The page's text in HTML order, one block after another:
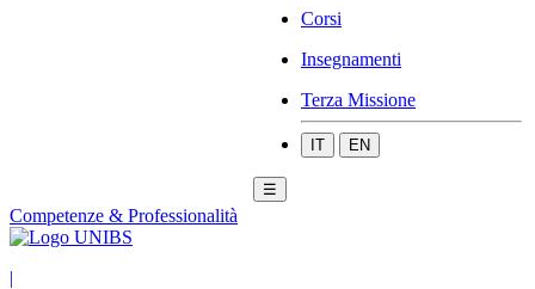
Corsi
Insegnamenti
Terza Missione
IT EN
☰
Competenze & Professionalità
|